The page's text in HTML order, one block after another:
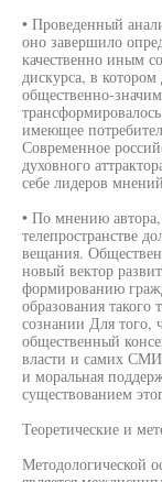
• Проведенный
оно завершило
качественно иным
дискурса, в
общественно-
имеющее
Современное
духовного
себе лидеров мнений
• По мнению
телепространстве
вещания.
новый вектор
формированию
образования
сознании Для того,
общественный
власти и самих
и моральная
существованием
Теоретические и
Методологической